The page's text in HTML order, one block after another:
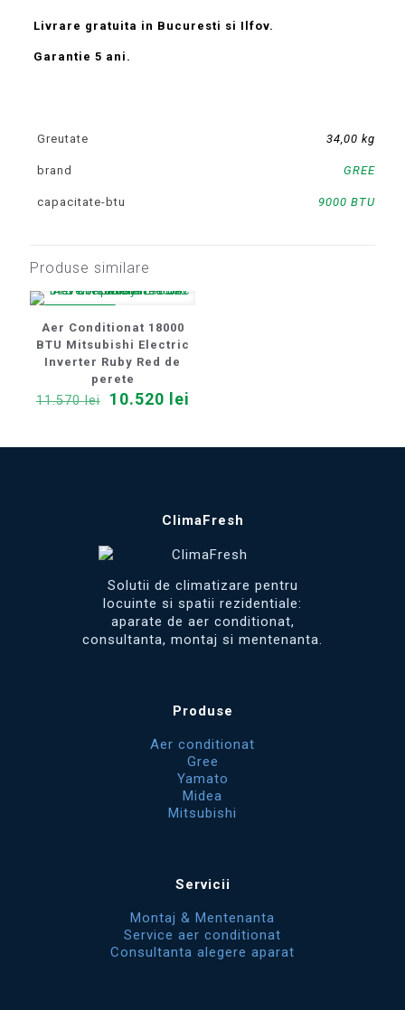
Livrare gratuita in Bucuresti si Ilfov.
Garantie 5 ani.
Greutate 34,00 kg
brand GREE
capacitate-btu 9000 BTU
Produse similare
Aer Conditionat 18000
BTU Mitsubishi Electric
Inverter Ruby Red de
perete
11.570lei
Prețul
fost:
10.520 lei
10.520 lei.
ClimaFresh
Solutii de climatizare pentru
locuinte si spatii rezidentiale:
aparate de aer conditionat,
consultanta, montaj si mentenanta.
Produse
Aer conditionat
Gree
Yamato
Midea
Mitsubishi
Servicii
Montaj & Mentenanta
Service aer conditionat
Consultanta alegere aparat